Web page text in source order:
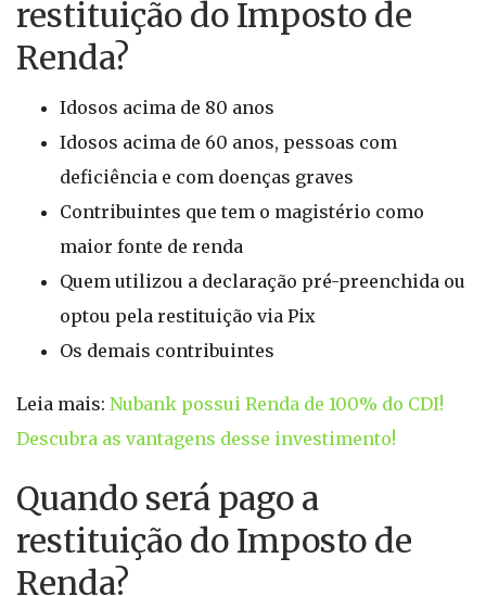
restituição do Imposto de
Renda?
Idosos acima de 80 anos
Idosos acima de 60 anos, pessoas com
deficiência e com doenças graves
Contribuintes que tem o magistério como
maior fonte de renda
Quem utilizou a declaração pré-preenchida ou
optou pela restituição via Pix
Os demais contribuintes
Leia mais: Nubank possui Renda de 100% do CDI!
Descubra as vantagens desse investimento!
Quando será pago a
restituição do Imposto de
Renda?